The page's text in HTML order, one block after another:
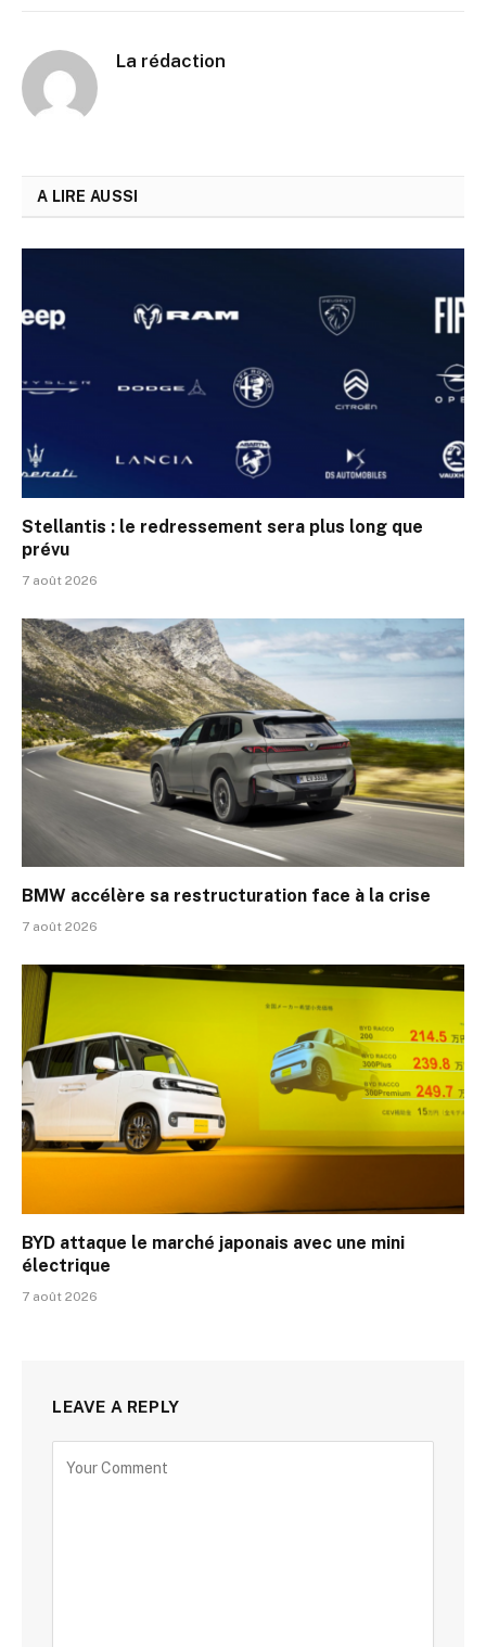
La rédaction
A LIRE AUSSI
Stellantis : le redressement sera plus long que
prévu
7 août 2026
BMW accélère sa restructuration face à la crise
7 août 2026
BYD attaque le marché japonais avec une mini
électrique
7 août 2026
LEAVE A REPLY